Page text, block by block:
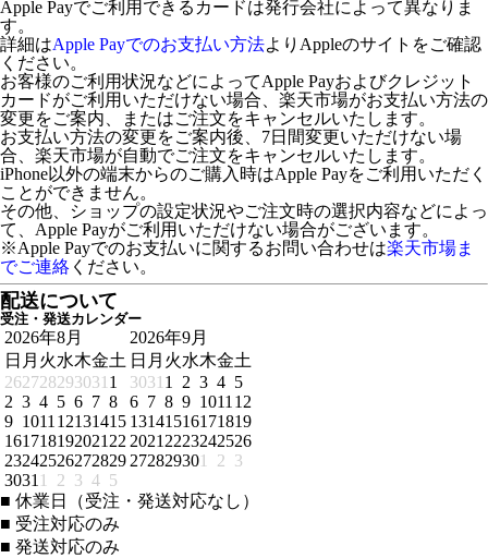
Apple Payでご利用できるカードは発行会社によって異なりま
す。
詳細はApple Payでのお支払い方法よりAppleのサイトをご確認
ください。
お客様のご利用状況などによってApple Payおよびクレジット
カードがご利用いただけない場合、楽天市場がお支払い方法の
変更をご案内、またはご注文をキャンセルいたします。
お支払い方法の変更をご案内後、7日間変更いただけない場
合、楽天市場が自動でご注文をキャンセルいたします。
iPhone以外の端末からのご購入時はApple Payをご利用いただく
ことができません。
その他、ショップの設定状況やご注文時の選択内容などによっ
て、Apple Payがご利用いただけない場合がございます。
※Apple Payでのお支払いに関するお問い合わせは楽天市場ま
でご連絡 ください。
配送について
受注・発送カレンダー
2026年8月
日 月 火水木金土
262728293031 1
2 3 4 5 6 7 8
9 1011 12131415
161718192021 22
23242526272829
3031 1 2 3 4 5
2026年9月
日 月 火水木金土
3031 1 2 3 4 5
6 7 8 9 1011 12
13141516171819
2021 2223242526
272829301 2 3
■ 休業日（受注・発送対応なし）
■ 受注対応のみ
■ 発送対応のみ